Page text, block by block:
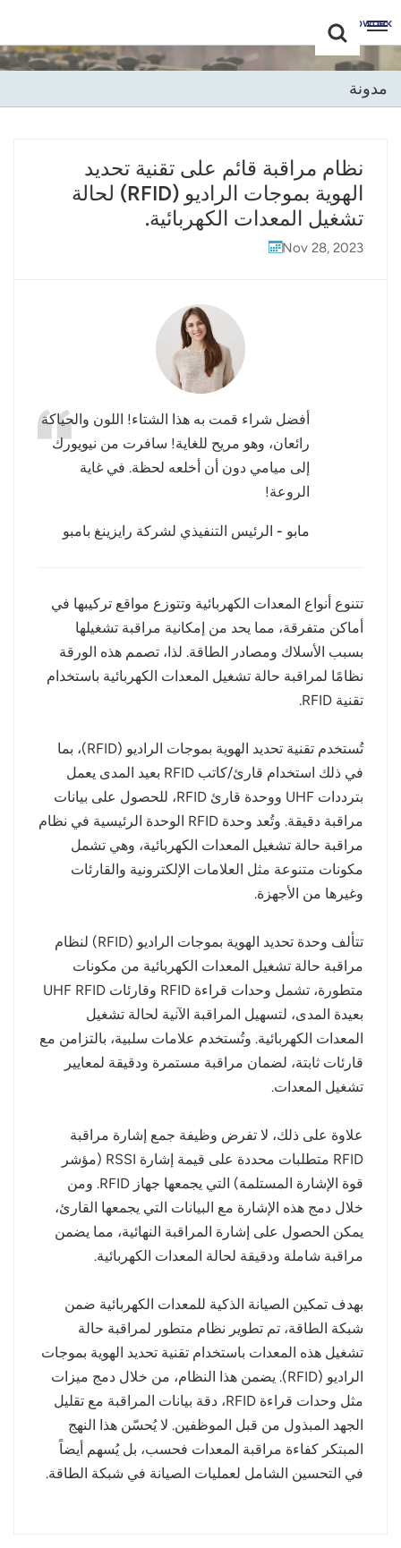
+86 -18681515767
English
Deutsch
Русский
Português
Nederland
عربي
日语
Melayu
Polski
Tiếng Việt
Indonesia
norsk
magyar
مدونة
نظام مراقبة قائم على تقنية تحديد
الهوية بموجات الراديو (RFID) لحالة
تشغيل المعدات الكهربائية.
Nov 28, 2023
أفضل شراء قمت به هذا الشتاء! اللون والحياكة
رائعان، وهو مريح للغاية! سافرت من نيويورك
إلى ميامي دون أن أخلعه لحظة. في غاية
الروعة!
مابو - الرئيس التنفيذي لشركة رايزينغ بامبو
تتنوع أنواع المعدات الكهربائية وتتوزع مواقع تركيبها في
أماكن متفرقة، مما يحد من إمكانية مراقبة تشغيلها
بسبب الأسلاك ومصادر الطاقة. لذا، تصمم هذه الورقة
نظامًا لمراقبة حالة تشغيل المعدات الكهربائية باستخدام
تقنية RFID.
تُستخدم تقنية تحديد الهوية بموجات الراديو (RFID)، بما
في ذلك استخدام قارئ/كاتب RFID بعيد المدى يعمل
بترددات UHF ووحدة قارئ RFID، للحصول على بيانات
مراقبة دقيقة. وتُعد وحدة RFID الوحدة الرئيسية في نظام
مراقبة حالة تشغيل المعدات الكهربائية، وهي تشمل
مكونات متنوعة مثل العلامات الإلكترونية والقارئات
وغيرها من الأجهزة.
تتألف وحدة تحديد الهوية بموجات الراديو (RFID) لنظام
مراقبة حالة تشغيل المعدات الكهربائية من مكونات
متطورة، تشمل وحدات قراءة RFID وقارئات UHF RFID
بعيدة المدى، لتسهيل المراقبة الآنية لحالة تشغيل
المعدات الكهربائية. وتُستخدم علامات سلبية، بالتزامن مع
قارئات ثابتة، لضمان مراقبة مستمرة ودقيقة لمعايير
تشغيل المعدات.
علاوة على ذلك، لا تفرض وظيفة جمع إشارة مراقبة
RFID متطلبات محددة على قيمة إشارة RSSI (مؤشر
قوة الإشارة المستلمة) التي يجمعها جهاز RFID. ومن
خلال دمج هذه الإشارة مع البيانات التي يجمعها القارئ،
يمكن الحصول على إشارة المراقبة النهائية، مما يضمن
مراقبة شاملة ودقيقة لحالة المعدات الكهربائية.
بهدف تمكين الصيانة الذكية للمعدات الكهربائية ضمن
شبكة الطاقة، تم تطوير نظام متطور لمراقبة حالة
تشغيل هذه المعدات باستخدام تقنية تحديد الهوية بموجات
الراديو (RFID). يضمن هذا النظام، من خلال دمج ميزات
مثل وحدات قراءة RFID، دقة بيانات المراقبة مع تقليل
الجهد المبذول من قبل الموظفين. لا يُحسّن هذا النهج
المبتكر كفاءة مراقبة المعدات فحسب، بل يُسهم أيضاً
في التحسين الشامل لعمليات الصيانة في شبكة الطاقة.